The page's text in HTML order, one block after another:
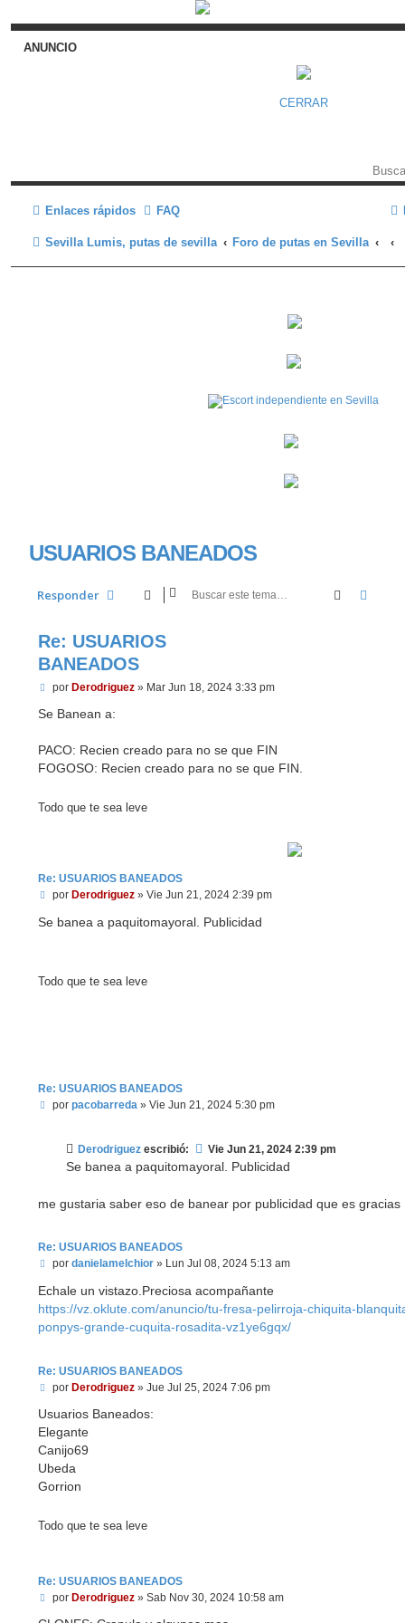
Enlaces rápidos FAQ
Sevilla Lumis, putas de sevilla Foro de putas en Sevilla
USUARIOS BANEADOS
Responder Buscar
Re: USUARIOS
BANEADOS
M
n
j
e
por Derodriguez» Mar Jun 18, 2024 3:33 pm
Se Banean a:
PACO: Recien creado para no se que FIN
FOGOSO: Recien creado para no se que FIN.
Todo que te sea leve
Re: USUARIOS BANEADOS
M
n
por Derodriguez» Vie Jun 21, 2024 2:39 pm
Se banea a paquitomayoral. Publicidad
Todo que te sea leve
Re: USUARIOS BANEADOS
M
por pacobarreda» Vie Jun 21, 2024 5:30 pm
Derodriguez escribió: Vie Jun 21, 2024 2:39 pm
Se banea a paquitomayoral. Publicidad
me gustaria saber eso de banear por publicidad que es gracias
Re: USUARIOS BANEADOS
M
n
a
j
por danielamelchior» Lun Jul 08, 2024 5:13 am
Echale un vistazo.Preciosa acompañante
https://vz.oklute.com/anuncio/tu-fresa-pelirroja-chiquita-
ponpys-grande-cuquita-rosadita-vz1ye6gqx/
Re: USUARIOS BANEADOS
M
n
s
a
j
e
por Derodriguez» Jue Jul 25, 2024 7:06 pm
Usuarios Baneados:
Elegante
Canijo69
Ubeda
Gorrion
Todo que te sea leve
Re: USUARIOS BANEADOS
M
por Derodriguez» Sab Nov 30, 2024 10:58 am
ANUNCIO
CERRAR